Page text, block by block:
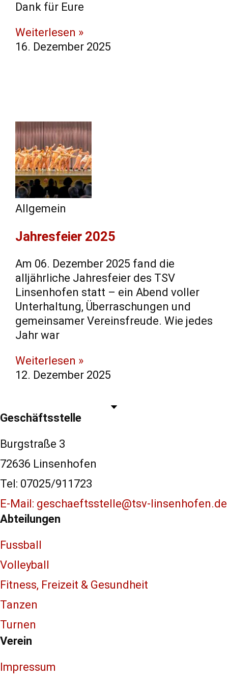
Dank für Eure
Weiterlesen »
16. Dezember 2025
Allgemein
Jahresfeier 2025
Am 06. Dezember 2025 fand die
alljährliche Jahresfeier des TSV
Linsenhofen statt – ein Abend voller
Unterhaltung, Überraschungen und
gemeinsamer Vereinsfreude. Wie jedes
Jahr war
Weiterlesen »
12. Dezember 2025
Geschäftsstelle
Burgstraße 3
72636 Linsenhofen
Tel: 07025/911723
E-Mail: geschaeftsstelle@tsv-linsenhofen.de
Abteilungen
Fussball
Volleyball
Fitness, Freizeit & Gesundheit
Tanzen
Turnen
Verein
Impressum